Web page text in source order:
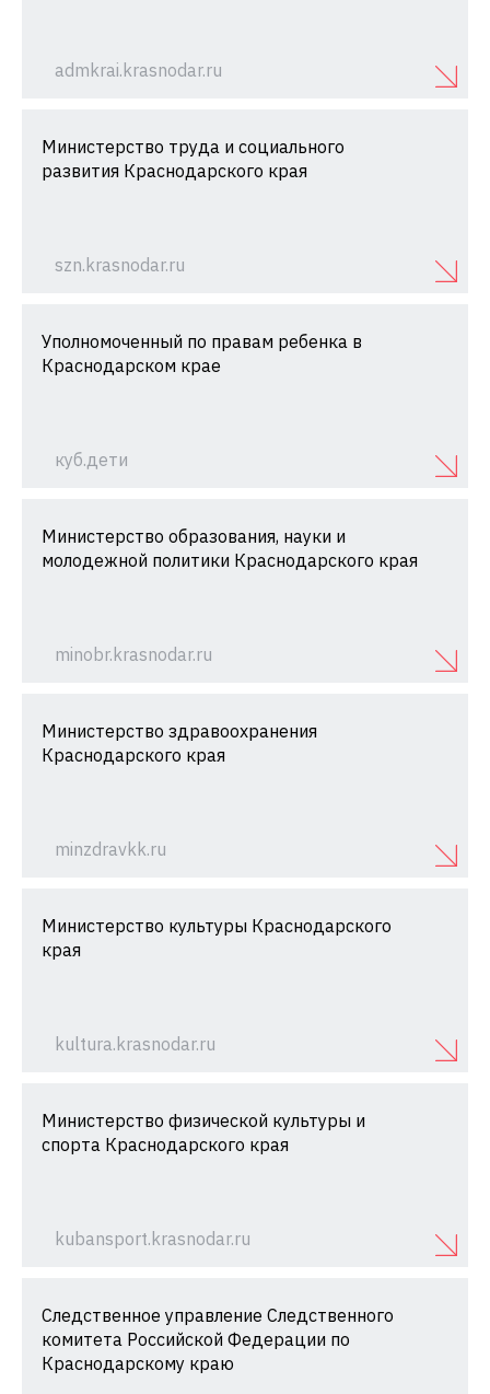
admkrai.krasnodar.ru
Министерство труда и социального
развития Краснодарского края
szn.krasnodar.ru
Уполномоченный по правам ребенка в
Краснодарском крае
куб.дети
Министерство образования, науки и
молодежной политики Краснодарского края
minobr.krasnodar.ru
Министерство здравоохранения
Краснодарского края
minzdravkk.ru
Министерство культуры Краснодарского
края
kultura.krasnodar.ru
Министерство физической культуры и
спорта Краснодарского края
kubansport.krasnodar.ru
Следственное управление Следственного
комитета Российской Федерации по
Краснодарскому краю